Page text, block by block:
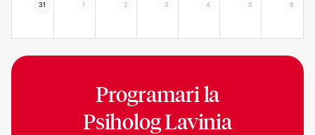
31 1 2 3 4 5 6
Programari la
Psiholog Lavinia